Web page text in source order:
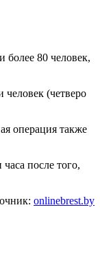
более 80 человек,
(четверо
операция также
после того,
onlinebrest.by